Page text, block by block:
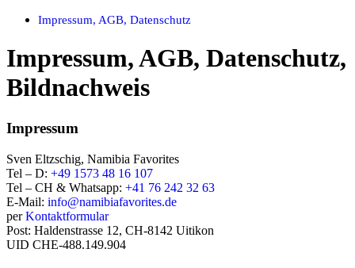
Impressum, AGB, Datenschutz
Impressum, AGB, Datenschutz,
Bildnachweis
Impressum
Sven Eltzschig, Namibia Favorites
Tel – D: +49 1573 48 16 107
Tel – CH & Whatsapp: +41 76 242 32 63
E-Mail: info@namibiafavorites.de
perKontaktformular
Post: Haldenstrasse 12, CH-8142 Uitikon
UID CHE-488.149.904